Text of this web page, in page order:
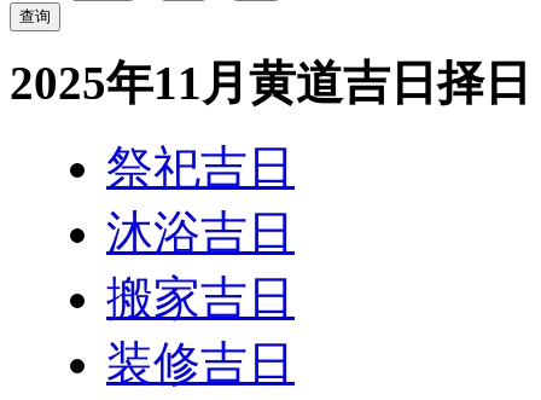
2025年11月黄道吉日择日
祭祀吉日
沐浴吉日
搬家吉日
装修吉日